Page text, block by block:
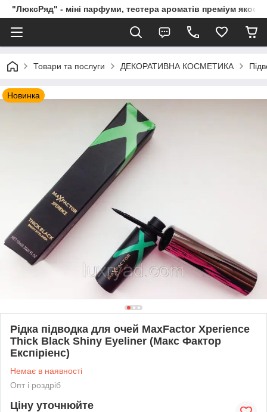
"ЛюксРяд" - міні парфуми, тестера ароматів преміум
Товари та послуги ДЕКОРАТИВНА КОСМЕТИКА
Новинка
Рідка підводка для очей MaxFactor Xperience
Thick Black Shiny Eyeliner (Макс Фактор
Експіріенс)
Немає в наявності
Опт і роздріб
Ціну уточнюйте